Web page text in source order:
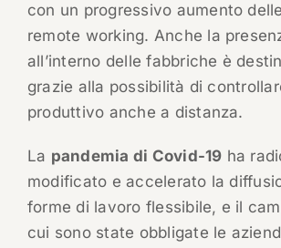
con un progressivo aumento
remote working. Anche la
all’interno delle fabbriche è
grazie alla possibilità di
produttivo anche a distanza.
La pandemia di Covid-19 ha
modificato e accelerato la
forme di lavoro flessibile, e il
cui sono state obbligate le